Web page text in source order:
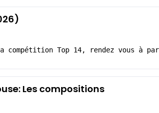
compétition Top 14, rendez vous à
Les compositions